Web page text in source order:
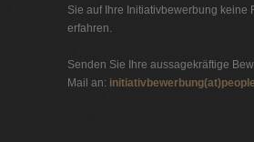
Sie auf Ihre Initiativbewerbung keine
erfahren.
Senden Sie Ihre aussagekräftige
Mail an: